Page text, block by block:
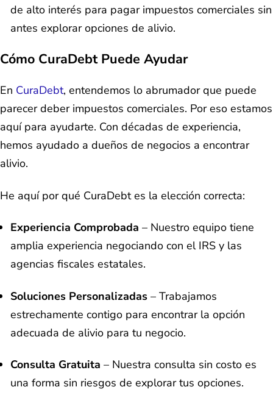
de alto interés para pagar impuestos comerciales sin
antes explorar opciones de alivio.
Cómo CuraDebt Puede Ayudar
En CuraDebt, entendemos lo abrumador que puede
parecer deber impuestos comerciales. Por eso estamos
aquí para ayudarte. Con décadas de experiencia,
hemos ayudado a dueños de negocios a encontrar
alivio.
He aquí por qué CuraDebt es la elección correcta:
Experiencia Comprobada – Nuestro equipo tiene
amplia experiencia negociando con el IRS y las
agencias fiscales estatales.
Soluciones Personalizadas – Trabajamos
estrechamente contigo para encontrar la opción
adecuada de alivio para tu negocio.
Consulta Gratuita – Nuestra consulta sin costo es
una forma sin riesgos de explorar tus opciones.